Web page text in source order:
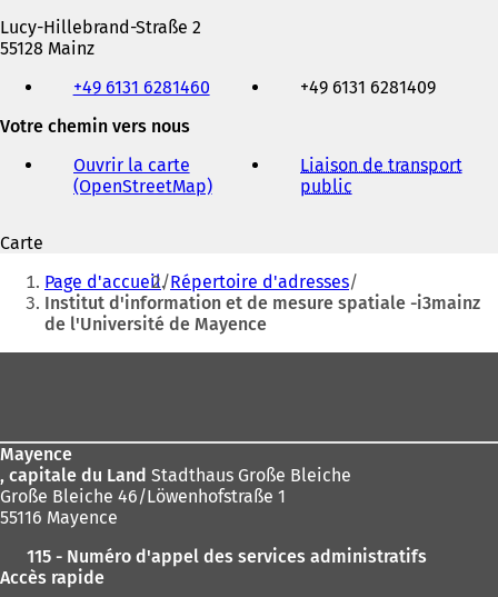
Lucy-Hillebrand-Straße 2
55128 Mainz
adresse
électronique
+49 6131 6281460
+49 6131 6281409
Votre chemin vers nous
Ouvrir la carte
(OpenStreetMap)(
u
v
r
e
d
u
n
o
v
e
Liaison de transport
public
u
v
r
d
u
e
Carte
Vous
êtes
:
Page d'accueil Répertoire d'adresses
Institut d'information et de mesure spatiale -i3mainz
de l'Université de Mayence
Mayence
, capitale du Land Stadthaus Große Bleiche
Große Bleiche 46/Löwenhofstraße 1
55116 Mayence
115 - Numéro d'appel des services administratifs
Accès rapide